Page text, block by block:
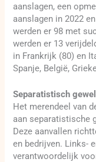
aanslagen, een
aanslagen in 2022
werden er 98 met
werden er 13
in Frankrijk (80) en
Spanje, België,
Separatistisch
Het merendeel van
aan separatistische
Deze aanvallen
en bedrijven. Links-
verantwoordelijk